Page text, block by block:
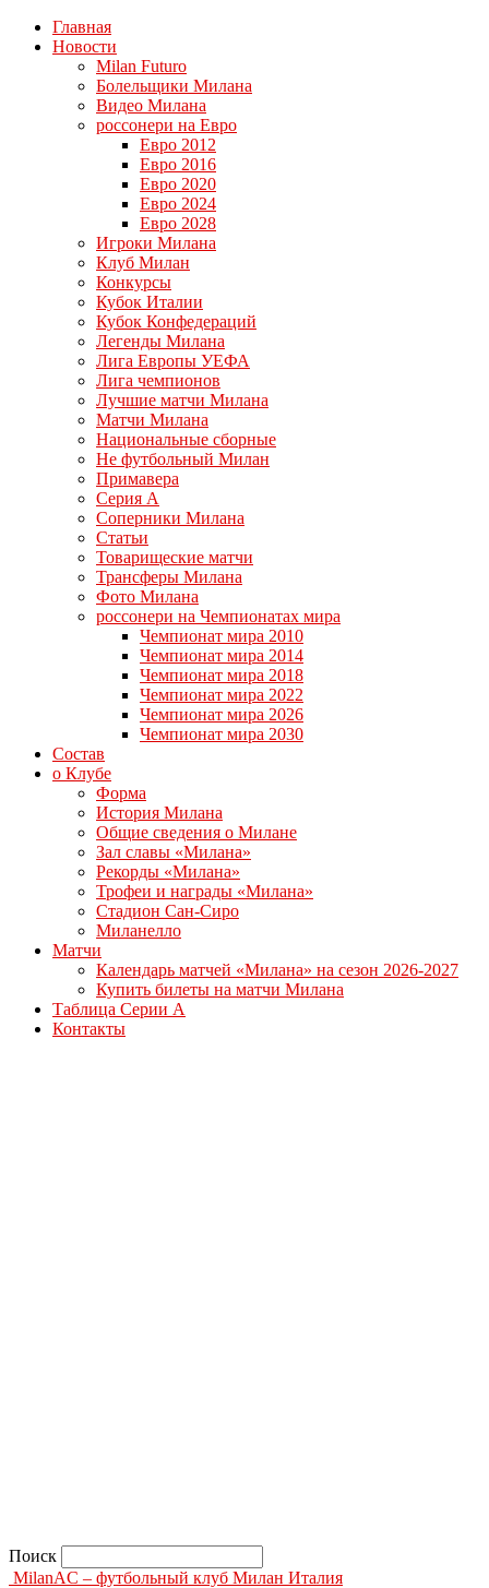
Главная
Новости
Milan Futuro
Болельщики Милана
Видео Милана
россонери на Евро
Евро 2012
Евро 2016
Евро 2020
Евро 2024
Евро 2028
Игроки Милана
Клуб Милан
Конкурсы
Кубок Италии
Кубок Конфедераций
Легенды Милана
Лига Европы УЕФА
Лига чемпионов
Лучшие матчи Милана
Матчи Милана
Национальные сборные
Не футбольный Милан
Примавера
Серия А
Соперники Милана
Статьи
Товарищеские матчи
Трансферы Милана
Фото Милана
россонери на Чемпионатах мира
Чемпионат мира 2010
Чемпионат мира 2014
Чемпионат мира 2018
Чемпионат мира 2022
Чемпионат мира 2026
Чемпионат мира 2030
Состав
о Клубе
Форма
История Милана
Общие сведения о Милане
Зал славы «Милана»
Рекорды «Милана»
Трофеи и награды «Милана»
Стадион Сан-Сиро
Миланелло
Матчи
Календарь матчей «Милана» на сезон 2026-2027
Купить билеты на матчи Милана
Таблица Серии А
Контакты
Поиск
MilanAC – футбольный клуб Милан Италия